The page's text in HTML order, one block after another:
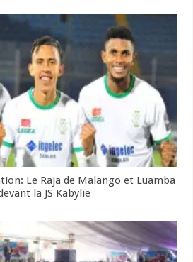
Le Raja de Malango et Luamba
la JS Kabylie